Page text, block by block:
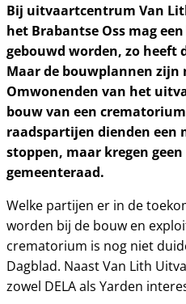
Bij uitvaartcentrum Van
het Brabantse Oss mag
gebouwd worden, zo heeft
Maar de bouwplannen zijn
Omwonenden van het
bouw van een
raadspartijen dienden een
stoppen, maar kregen
gemeenteraad.
Welke partijen er in de
worden bij de bouw en
crematorium is nog niet
Dagblad. Naast Van Lith
zowel DELA als Yarden